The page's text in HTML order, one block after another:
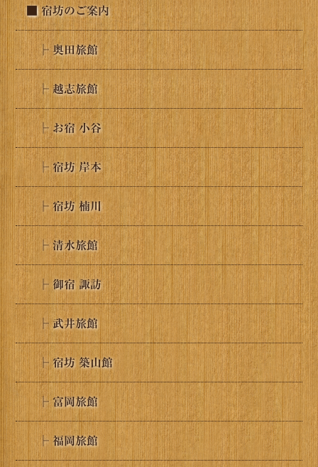
■ 宿坊のご案内
├ 奥田旅館
├ 越志旅館
├ お宿 小谷
├ 宿坊 岸本
├ 宿坊 楠川
├ 清水旅館
├ 御宿 諏訪
├ 武井旅館
├ 宿坊 築山館
├ 富岡旅館
├ 福岡旅館